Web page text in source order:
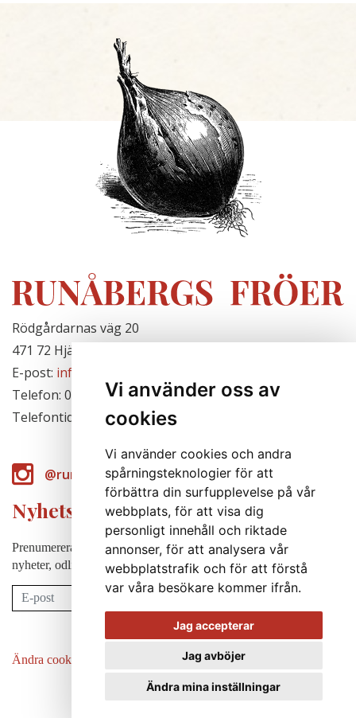
Vi använder oss av
cookies
Vi använder cookies och andra
spårningsteknologier för att
förbättra din surfupplevelse på vår
webbplats, för att visa dig
personligt innehåll och riktade
annonser, för att analysera vår
webbplatstrafik och för att förstå
var våra besökare kommer ifrån.
Jag accepterar
Jag avböjer
Ändra mina inställningar
Rödgårdarnas väg 20
471 72 Hjälteby, Sverige
E-post: info@runabergsfroer.se
Telefon: 0303-777140
Telefontid: Stängt för säsongen
@runabergsfroer
Nyhetsbrev
Prenumerera på vårt nyhetsbrev för att några gånger per år få
nyheter, odlingstips m.m.
Prenumerera
Ändra cookie-inställningar